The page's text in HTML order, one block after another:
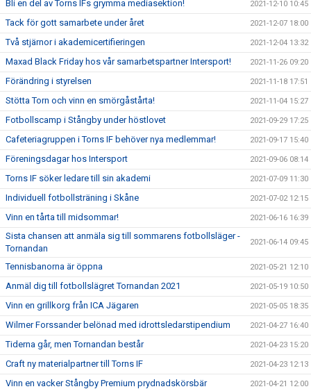
Bli en del av Torns IFs grymma mediasektion! 2021-12-10 10:45
Tack för gott samarbete under året 2021-12-07 18:00
Två stjärnor i akademicertifieringen 2021-12-04 13:32
Maxad Black Friday hos vår samarbetspartner Intersport! 2021-11-26 09:20
Förändring i styrelsen 2021-11-18 17:51
Stötta Torn och vinn en smörgåstårta! 2021-11-04 15:27
Fotbollscamp i Stångby under höstlovet 2021-09-29 17:25
Cafeteriagruppen i Torns IF behöver nya medlemmar! 2021-09-17 15:40
Föreningsdagar hos Intersport 2021-09-06 08:14
Torns IF söker ledare till sin akademi 2021-07-09 11:30
Individuell fotbollsträning i Skåne 2021-07-02 12:15
Vinn en tårta till midsommar! 2021-06-16 16:39
Sista chansen att anmäla sig till sommarens fotbollsläger -
Tornandan
2021-06-14 09:45
Tennisbanorna är öppna 2021-05-21 12:10
Anmäl dig till fotbollslägret Tornandan 2021 2021-05-19 10:50
Vinn en grillkorg från ICA Jägaren 2021-05-05 18:35
Wilmer Forssander belönad med idrottsledarstipendium 2021-04-27 16:40
Tiderna går, men Tornandan består 2021-04-23 15:20
Craft ny materialpartner till Torns IF 2021-04-23 12:13
Vinn en vacker Stångby Premium prydnadskörsbär 2021-04-21 12:00